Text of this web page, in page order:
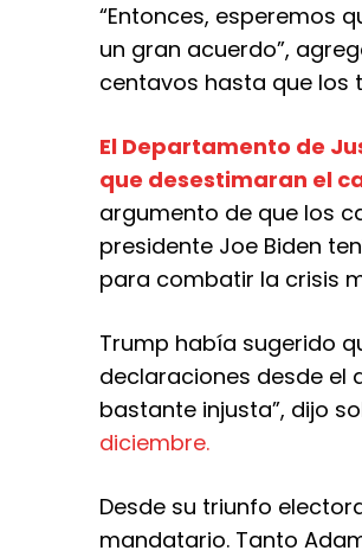
“Entonces, esperemos
un gran acuerdo”,
centavos hasta que los
El Departamento de
que desestimaran el
argumento de que los
presidente Joe Biden
para combatir la crisis
Trump había sugerido
declaraciones desde el
bastante injusta”, dijo
diciembre.
Desde su triunfo
mandatario. Tanto